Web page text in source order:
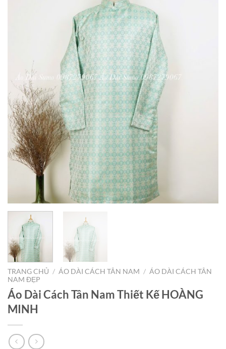
TRANG CHỦ / ÁO DÀI CÁCH TÂN NAM / ÁO DÀI CÁCH TÂN
NAM ĐẸP
Áo Dài Cách Tân Nam Thiết Kế HOÀNG
MINH